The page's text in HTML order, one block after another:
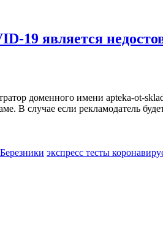
19 является
доменного имени apteka-
В случае если рекламодатель
экспресс тесты